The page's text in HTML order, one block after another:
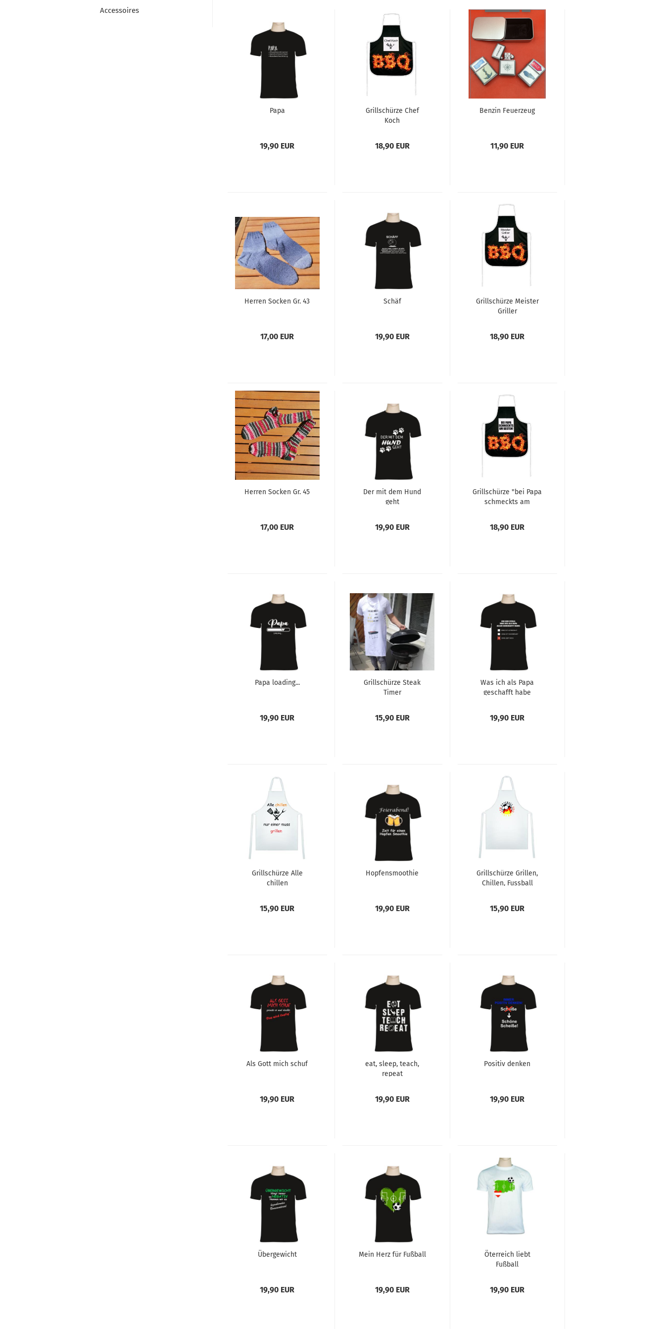
Accessoires
Papa
19,90 EUR
Grillschürze Chef
Koch
18,90 EUR
Benzin Feuerzeug
11,90 EUR
Herren Socken Gr. 43
17,00 EUR
Schäf
19,90 EUR
Grillschürze Meister
Griller
18,90 EUR
Herren Socken Gr. 45
17,00 EUR
Der mit dem Hund
geht
19,90 EUR
Grillschürze "bei Papa
schmeckts am
18,90 EUR
Papa loading...
19,90 EUR
Grillschürze Steak
Timer
15,90 EUR
Was ich als Papa
geschafft habe
19,90 EUR
Grillschürze Alle
chillen
15,90 EUR
Hopfensmoothie
19,90 EUR
Grillschürze Grillen,
Chillen, Fussball
15,90 EUR
Als Gott mich schuf
19,90 EUR
eat, sleep, teach,
repeat
19,90 EUR
Positiv denken
19,90 EUR
Übergewicht
19,90 EUR
Mein Herz für Fußball
19,90 EUR
Öterreich liebt
Fußball
19,90 EUR